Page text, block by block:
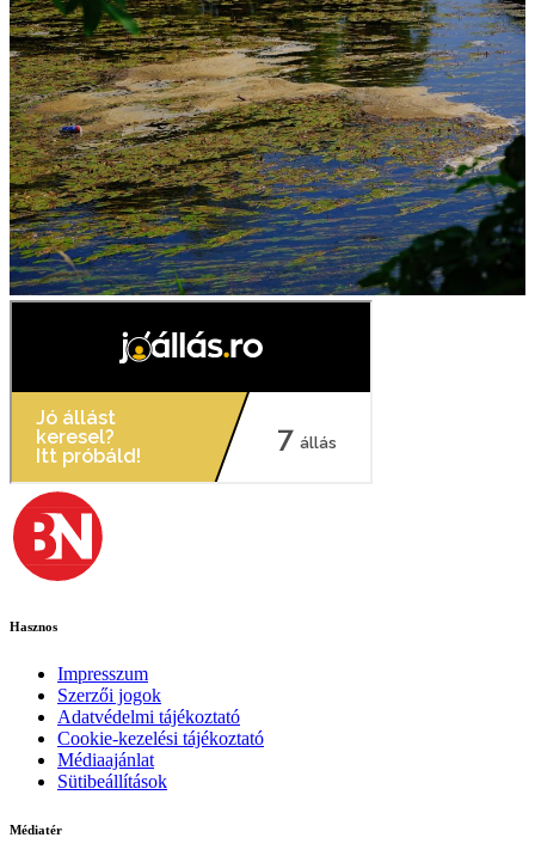
Hasznos
Impresszum
Szerzői jogok
Adatvédelmi tájékoztató
Cookie-kezelési tájékoztató
Médiaajánlat
Sütibeállítások
Médiatér